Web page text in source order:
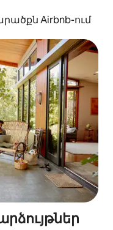
Airbnb-ում